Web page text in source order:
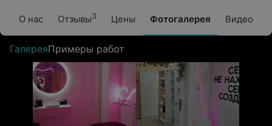
О нас Отзывы3 Цены Фотогалерея Видео
ГалереяПримеры работ